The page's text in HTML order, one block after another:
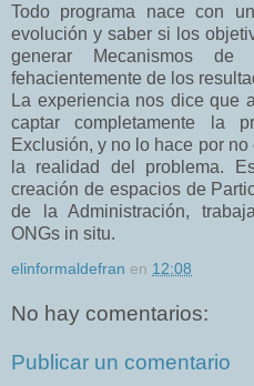
Todo programa nace con
evolución y saber si los
generar Mecanismos de
fehacientemente de los
La experiencia nos dice que
captar completamente la
Exclusión, y no lo hace por
la realidad del problema.
creación de espacios de
de la Administración,
ONGs in situ.
elinformaldefran en 12:08
No hay comentarios:
Publicar un comentario